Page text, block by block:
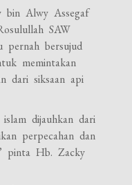
bin Alwy Assegaf
SAW
pernah bersujud
memintakan
dari siksaan api
dijauhkan dari
perpecahan dan
pinta Hb. Zacky